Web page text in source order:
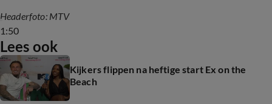
1:50
Headerfoto: MTV
Lees ook
Kijkers flippen na heftige start Ex on the
Beach